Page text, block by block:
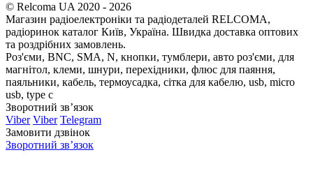
© Relcoma UA 2020 - 2026
Магазин радіоелектроніки та радіодеталей RELCOMA,
радіоринок каталог Київ, Україна. Швидка доставка оптових
та роздрібних замовлень.
Роз'єми, BNC, SMA, N, кнопки, тумблери, авто роз'єми, для
магнітол, клеми, шнури, перехідники, флюс для паяння,
паяльники, кабель, термоусадка, сітка для кабелю, usb, micro
usb, type c
Зворотний зв’язок
Viber Viber Telegram
Замовити дзвінок
Зворотний зв’язок